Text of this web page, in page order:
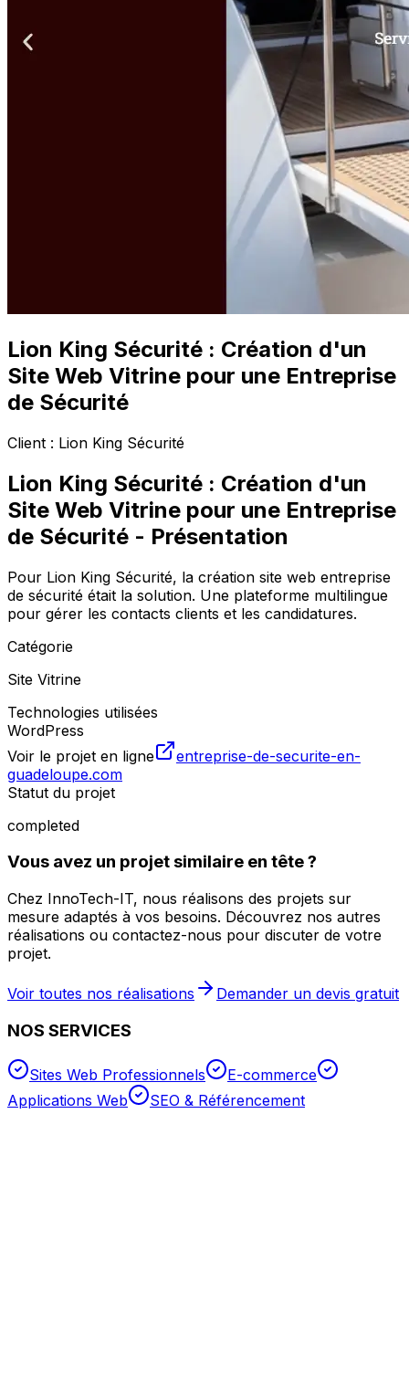
Lion King Sécurité : Création d'un
Site Web Vitrine pour une Entreprise
de Sécurité
Client : Lion King Sécurité
Lion King Sécurité : Création d'un
Site Web Vitrine pour une Entreprise
de Sécurité - Présentation
Pour Lion King Sécurité, la création site web entreprise
de sécurité était la solution. Une plateforme multilingue
pour gérer les contacts clients et les candidatures.
Catégorie
Site Vitrine
Technologies utilisées
WordPress
Voir le projet en ligne
entreprise-de-securite-en-
guadeloupe.com
Statut du projet
completed
Vous avez un projet similaire en tête ?
Chez InnoTech-IT, nous réalisons des projets sur
mesure adaptés à vos besoins. Découvrez nos autres
réalisations ou contactez-nous pour discuter de votre
projet.
Voir toutes nos réalisations Demander un devis gratuit
NOS SERVICES
Sites Web Professionnels
E-commerce
Applications Web
SEO & Référencement